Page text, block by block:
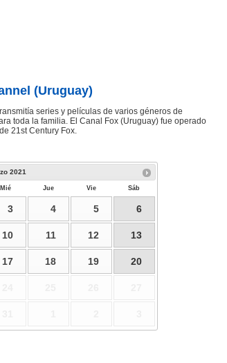
(Uruguay)
series y películas de varios géneros de
toda la familia. El Canal Fox (Uruguay) fue operado
21st Century Fox.
2021
Mié Jue Vie Sáb
3 4 5 6
10 11 12 13
17 18 19 20